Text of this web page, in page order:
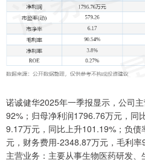
诺诚健华2025年一季报显示，公司
92%；归母净利润1796.76万元，同
9.17万元，同比上升101.19%；负
元，财务费用-2348.87万元，毛利率
主营业务：主要从事生物医药研发